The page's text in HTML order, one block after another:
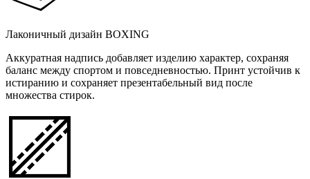
Лаконичный дизайн BOXING
Аккуратная надпись добавляет изделию характер, сохраняя
баланс между спортом и повседневностью. Принт устойчив к
истиранию и сохраняет презентабельный вид после
множества стирок.